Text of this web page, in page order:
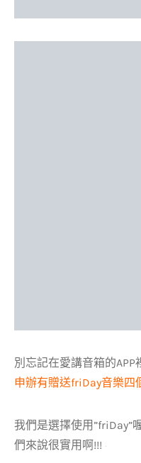
別忘記在愛講音箱的
申辦有贈送friDay音樂四
我們是選擇使用”friDay”
們來說很實用啊!!!